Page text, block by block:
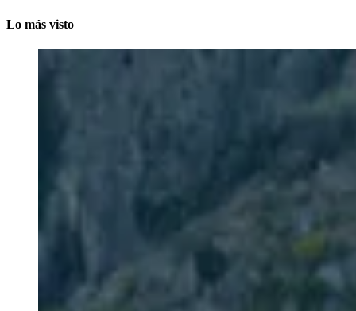
Lo más visto